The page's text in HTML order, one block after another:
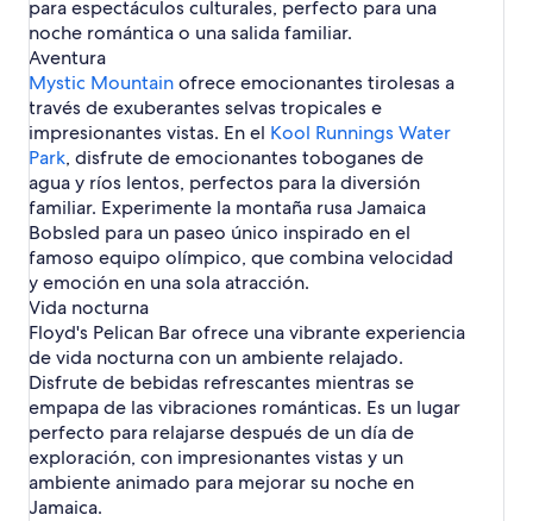
t
e
s
B
l
e
y
d
e
J
o
n
C
r
o
w
para espectáculos culturales, perfecto para una
noche romántica o una salida familiar.
Aventura
Mystic Mountainofrece emocionantes tirolesas a
través de exuberantes selvas tropicales e
impresionantes vistas. En el Kool Runnings Water
Park, disfrute de emocionantes toboganes de
agua y ríos lentos, perfectos para la diversión
familiar. Experimente la montaña rusa Jamaica
Bobsled para un paseo único inspirado en el
famoso equipo olímpico, que combina velocidad
y emoción en una sola atracción.
Vida nocturna
Floyd's Pelican Bar ofrece una vibrante experiencia
de vida nocturna con un ambiente relajado.
Disfrute de bebidas refrescantes mientras se
empapa de las vibraciones románticas. Es un lugar
perfecto para relajarse después de un día de
exploración, con impresionantes vistas y un
ambiente animado para mejorar su noche en
Jamaica.